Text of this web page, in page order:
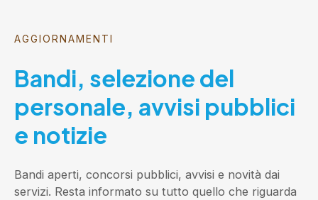
AGGIORNAMENTI
Bandi, selezione del
personale, avvisi pubblici
e notizie
Bandi aperti, concorsi pubblici, avvisi e novità dai
servizi. Resta informato su tutto quello che riguarda